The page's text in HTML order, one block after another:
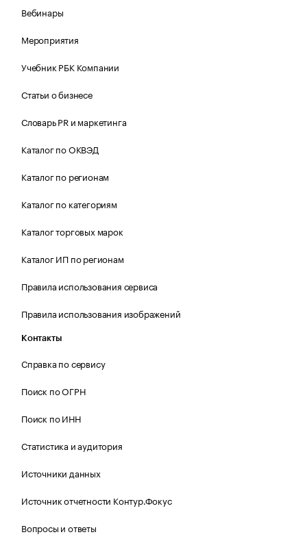
Вебинары
Мероприятия
Учебник РБК Компании
Статьи о бизнесе
Словарь PR и маркетинга
Каталог по ОКВЭД
Каталог по регионам
Каталог по категориям
Каталог торговых марок
Каталог ИП по регионам
Правила использования сервиса
Правила использования изображений
Контакты
Справка по сервису
Поиск по ОГРН
Поиск по ИНН
Статистика и аудитория
Источники данных
Источник отчетности Контур.Фокус
Вопросы и ответы